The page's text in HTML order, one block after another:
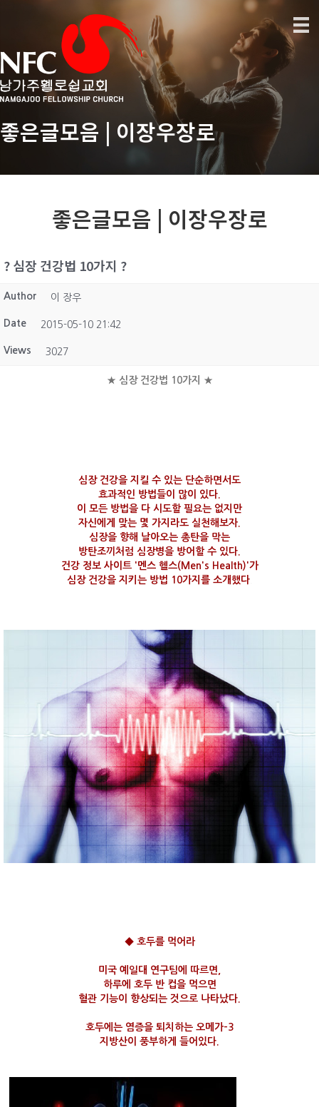
좋은글모음 | 이장우장로
좋은글모음 | 이장우장로
? 심장 건강법 10가지 ?
Author 이 장우
Date 2015-05-10 21:42
Views 3027
★ 심장 건강법 10가지 ★
심장 건강을 지킬 수 있는 단순하면서도
효과적인 방법들이 많이 있다.
이 모든 방법을 다 시도할 필요는 없지만
자신에게 맞는 몇 가지라도 실천해보자.
심장을 향해 날아오는 총탄을 막는
방탄조끼처럼 심장병을 방어할 수 있다.
건강 정보 사이트 '멘스 헬스(Men's Health)'가
심장 건강을 지키는 방법 10가지를 소개했다.
◆ 호두를 먹어라
미국 예일대 연구팀에 따르면,
하루에 호두 반 컵을 먹으면
혈관 기능이 향상되는 것으로 나타났다.
호두에는 염증을 퇴치하는 오메가-3
지방산이 풍부하게 들어있다.